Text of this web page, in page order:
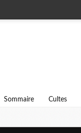
Sommaire Cultes